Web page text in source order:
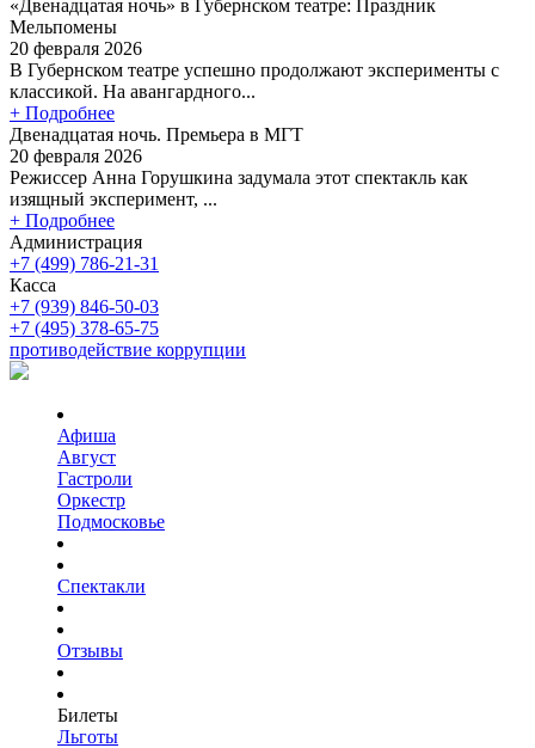
«Двенадцатая ночь» в Губернском театре: Праздник
Мельпомены
20 февраля 2026
В Губернском театре успешно продолжают эксперименты с
классикой. На авангардного...
+ Подробнее
Двенадцатая ночь. Премьера в МГТ
20 февраля 2026
Режиссер Анна Горушкина задумала этот спектакль как
изящный эксперимент, ...
+ Подробнее
Администрация
+7 (499) 786-21-31
Касса
+7 (939) 846-50-03
+7 (495) 378-65-75
противодействие коррупции
Афиша
Август
Гастроли
Оркестр
Подмосковье
Спектакли
Отзывы
Билеты
Льготы